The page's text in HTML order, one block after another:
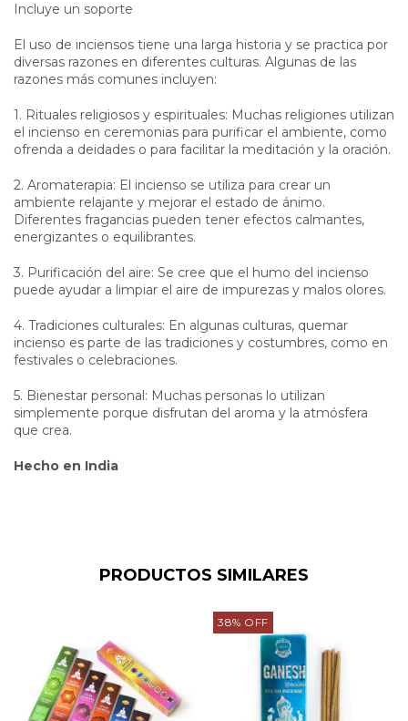
Incluye un soporte
El uso de inciensos tiene una larga historia y se practica por
diversas razones en diferentes culturas. Algunas de las
razones más comunes incluyen:
1. Rituales religiosos y espirituales: Muchas religiones utilizan
el incienso en ceremonias para purificar el ambiente, como
ofrenda a deidades o para facilitar la meditación y la oración.
2. Aromaterapia: El incienso se utiliza para crear un
ambiente relajante y mejorar el estado de ánimo.
Diferentes fragancias pueden tener efectos calmantes,
energizantes o equilibrantes.
3. Purificación del aire: Se cree que el humo del incienso
puede ayudar a limpiar el aire de impurezas y malos olores.
4. Tradiciones culturales: En algunas culturas, quemar
incienso es parte de las tradiciones y costumbres, como en
festivales o celebraciones.
5. Bienestar personal: Muchas personas lo utilizan
simplemente porque disfrutan del aroma y la atmósfera
que crea.
Hecho en India
PRODUCTOS SIMILARES
38% OFF